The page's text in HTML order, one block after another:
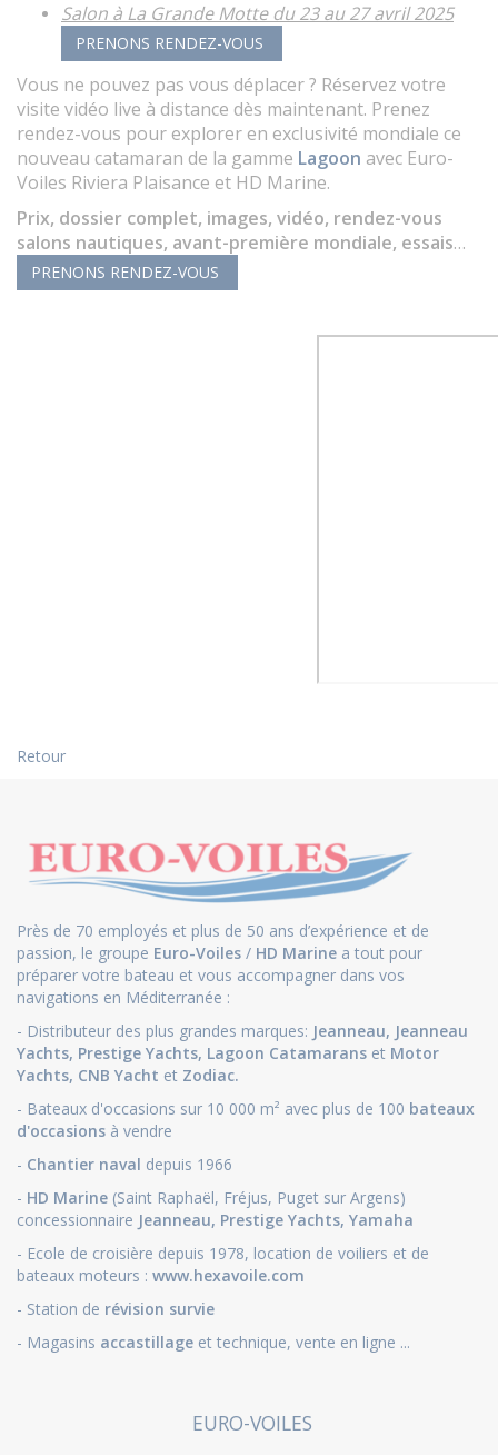
Salon à La Grande Motte du 23 au 27 avril 2025
PRENONS RENDEZ-VOUS
Vous ne pouvez pas vous déplacer ? Réservez votre
visite vidéo live à distance dès maintenant. Prenez
rendez-vous pour explorer en exclusivité mondiale ce
nouveau catamaran de la gamme Lagoon avec Euro-
Voiles Riviera Plaisance et HD Marine.
Prix, dossier complet, images, vidéo, rendez-vous
salons nautiques, avant-première mondiale, essais…
PRENONS RENDEZ-VOUS
Retour
Près de 70 employés et plus de 50 ans d’expérience et de
passion, le groupe Euro-Voiles / HD Marine a tout pour
préparer votre bateau et vous accompagner dans vos
navigations en Méditerranée :
- Distributeur des plus grandes marques: Jeanneau, Jeanneau
Yachts, Prestige Yachts, Lagoon Catamarans et Motor
Yachts, CNB Yacht et Zodiac.
- Bateaux d'occasions sur 10 000 m² avec plus de 100 bateaux
d'occasions à vendre
- Chantier naval depuis 1966
- HD Marine (Saint Raphaël, Fréjus, Puget sur Argens)
concessionnaire Jeanneau, Prestige Yachts, Yamaha
- Ecole de croisière depuis 1978, location de voiliers et de
bateaux moteurs : www.hexavoile.com
- Station de révision survie
- Magasins accastillage et technique, vente en ligne ...
EURO-VOILES